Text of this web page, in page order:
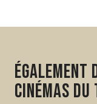
Également
Cinémas